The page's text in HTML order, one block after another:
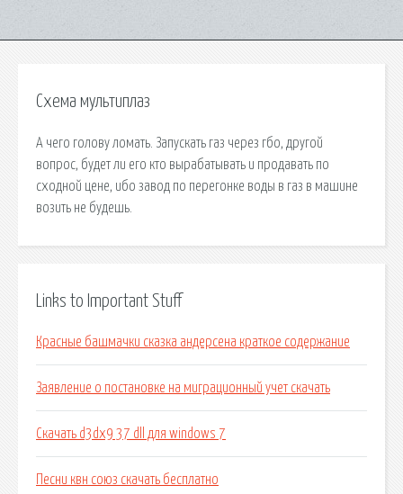
Схема мультиплаз
А чего голову ломать. Запускать газ через гбо, другой
вопрос, будет ли его кто вырабатывать и продавать по
сходной цене, ибо завод по перегонке воды в газ в машине
возить не будешь.
Links to Important Stuff
Красные башмачки сказка андерсена краткое содержание
Заявление о постановке на миграционный учет скачать
Скачать d3dx9 37 dll для windows 7
Песни квн союз скачать бесплатно